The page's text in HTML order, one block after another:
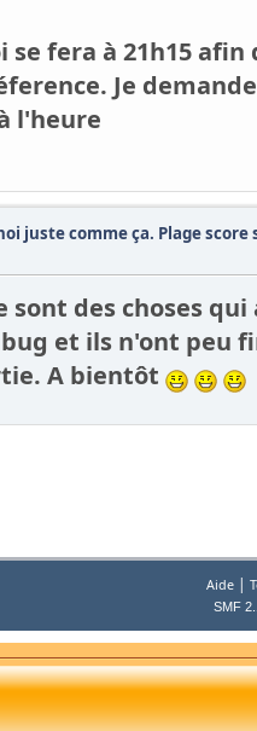
fera à 21h15
Je
l'heure
juste comme ça. Plage score
sont des choses
et ils n'ont peu
A bientôt
Aide|
SMF